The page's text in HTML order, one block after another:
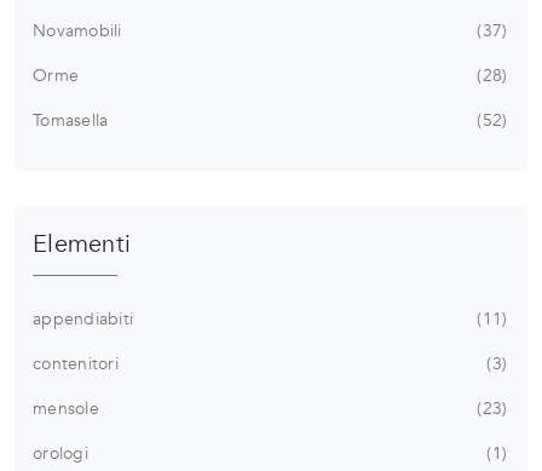
Novamobili
37
Orme
28
Tomasella
52
Elementi
appendiabiti
11
contenitori
3
mensole
23
orologi
1